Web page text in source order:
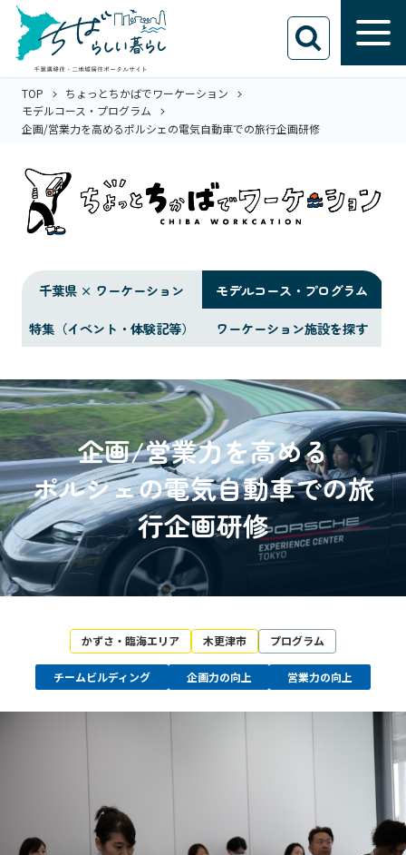
TOP
ちょっとちかばでワーケーション
モデルコース・プログラム
企画/営業力を高めるポルシェの電気自動車での旅行企画研修
千葉県 × ワーケーション
モデルコース・プログラム
特集（イベント・体験記等）
ワーケーション施設を探す
企画/営業力を高める
ポルシェの電気自動車での旅
行企画研修
かずさ・臨海エリア 木更津市 プログラム
チームビルディング 企画力の向上 営業力の向上